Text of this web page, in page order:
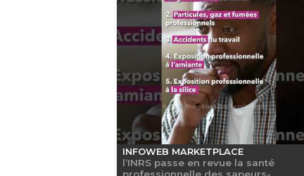
INFOWEB MARKETPLACE
l’INRS passe en revue la santé